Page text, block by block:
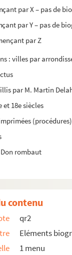
par X – pas de
par Y – pas de
par Z
: villes par
par M. Martin
et 18e siècles
rombaut
travaux à publier
Reybourbon
Reybourbon
de
contenu
qr2
Eléments
1 menu